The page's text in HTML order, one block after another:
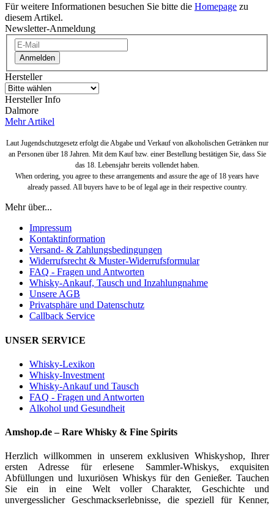
Für weitere Informationen besuchen Sie bitte die Homepage zu
diesem Artikel.
Newsletter-Anmeldung
Anmelden
Hersteller
Hersteller Info
Dalmore
Mehr Artikel
Laut Jugendschutzgesetz erfolgt die Abgabe und Verkauf von alkoholischen Getränken nur
an Personen über 18 Jahren. Mit dem Kauf bzw. einer Bestellung bestätigen Sie, dass Sie
das 18. Lebensjahr bereits vollendet haben.
When ordering, you agree to these arrangements and assure the age of 18 years have
already passed. All buyers have to be of legal age in their respective country.
Mehr über...
Impressum
Kontaktinformation
Versand- & Zahlungsbedingungen
Widerrufsrecht & Muster-Widerrufsformular
FAQ - Fragen und Antworten
Whisky-Ankauf, Tausch und Inzahlungnahme
Unsere AGB
Privatsphäre und Datenschutz
Callback Service
UNSER SERVICE
Whisky-Lexikon
Whisky-Investment
Whisky-Ankauf und Tausch
FAQ - Fragen und Antworten
Alkohol und Gesundheit
Amshop.de – Rare Whisky & Fine Spirits
Herzlich willkommen in unserem exklusiven Whiskyshop, Ihrer
ersten Adresse für erlesene Sammler-Whiskys, exquisiten
Abfüllungen und luxuriösen Whiskys für den Genießer. Tauchen
Sie ein in eine Welt voller Charakter, Geschichte und
unvergesslicher Geschmackserlebnisse, die speziell für Kenner,